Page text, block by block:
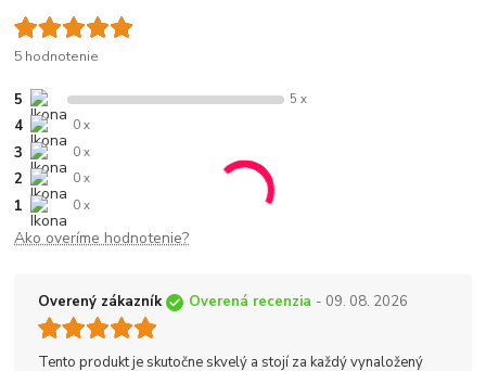
5 hodnotenie
5 5 x
4 0 x
3 0 x
2 0 x
1 0 x
Ako overíme hodnotenie?
Overený zákazník Overená recenzia - 09. 08. 2026
Tento produkt je skutočne skvelý a stojí za každý vynaložený